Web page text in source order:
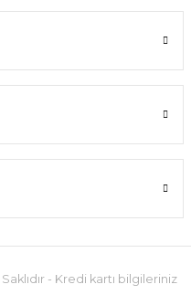
- Kredi kartı bilgileriniz